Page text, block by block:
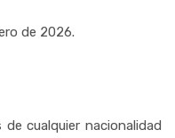
de 2026.
cualquier nacionalidad